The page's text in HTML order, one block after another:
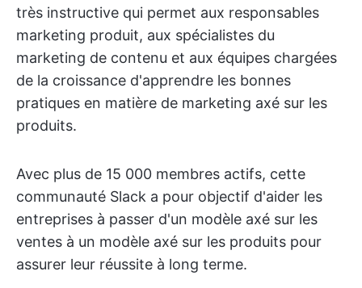
très instructive qui permet aux responsables
marketing produit, aux spécialistes du
marketing de contenu et aux équipes chargées
de la croissance d'apprendre les bonnes
pratiques en matière de marketing axé sur les
produits.
Avec plus de 15 000 membres actifs, cette
communauté Slack a pour objectif d'aider les
entreprises à passer d'un modèle axé sur les
ventes à un modèle axé sur les produits pour
assurer leur réussite à long terme.